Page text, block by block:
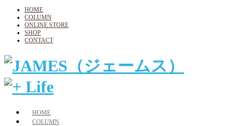
HOME
COLUMN
ONLINE STORE
SHOP
CONTACT
HOME
COLUMN